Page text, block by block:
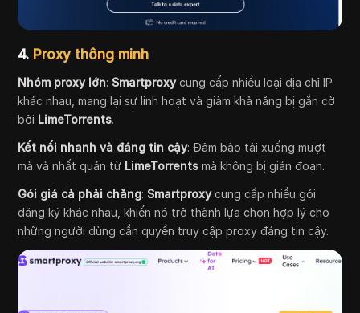
4. Proxy thông minh
Nhóm proxy lớn: Smartproxycung cấp nhiều loại địa chỉ IP
khác nhau, mang lại sự linh hoạt và giảm khả năng bị gắn cờ
bởi LimeTorrents.
Kết nối nhanh và đáng tin cậy: Đảm bảo tải xuống mượt
mà và nhất quán từ LimeTorrents mà không bị gián đoạn.
Gói giá cả phải chăng: Smartproxycung cấp nhiều gói
đăng ký khác nhau, khiến nó trở thành lựa chọn hợp lý cho
những người dùng cần quyền truy cập proxy đáng tin cậy.